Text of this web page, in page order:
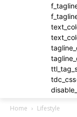
Home Lifestyle